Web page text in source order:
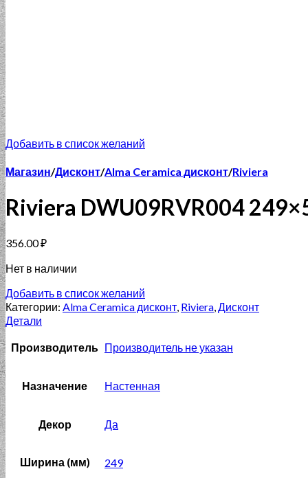
Добавить в список желаний
Магазин/Дисконт/Alma Ceramica дисконт/Riviera
Riviera DWU09RVR004
356.00₽
Нет в наличии
Добавить в список желаний
Категории: Alma Ceramica дисконт, Riviera,Дисконт
Детали
Производитель Производитель не указан
Назначение Настенная
Декор Да
Ширина (мм) 249